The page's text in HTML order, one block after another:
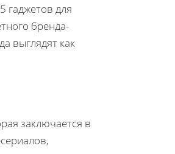
гаджетов для
бренда-
выглядят как
заключается в